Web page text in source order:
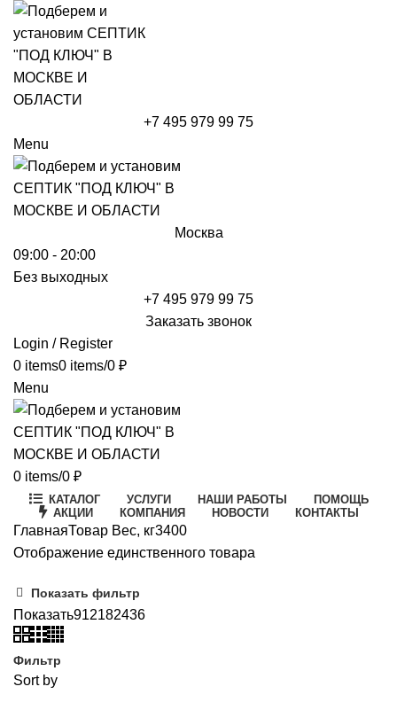
+7 495 979 99 75
Menu
Москва
09:00 - 20:00
Без выходных
+7 495 979 99 75
Заказать звонок
Login / Register
0 items0 items/0 ₽
Menu
0 items/0 ₽
КАТАЛОГ УСЛУГИ НАШИ РАБОТЫ
ПОМОЩЬ
АКЦИИ
КОМПАНИЯ НОВОСТИ КОНТАКТЫ
ГлавнаяТовар Вес, кг3400
Отображение единственного товара
Показать фильтр
Показать912182436
Фильтр
Sort by